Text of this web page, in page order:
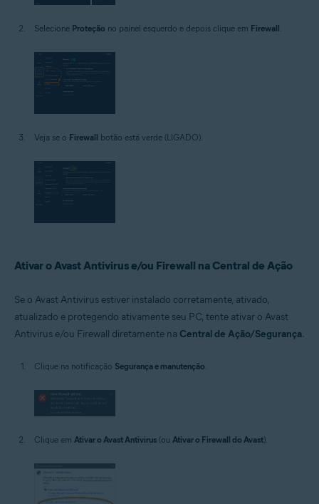
Selecione Proteção no painel esquerdo e depois clique em Firewall.
Veja se o Firewall botão está verde (LIGADO).
Ativar o Avast Antivirus e/ou Firewall na Central de Ação
Se o Avast Antivirus estiver instalado corretamente, ativado,
atualizado e protegendo ativamente seu PC, tente ativar o Avast
Antivirus e/ou Firewall diretamente na Central de Ação/Segurança.
Clique na notificação Segurança e manutenção.
Clique em Ativar o Avast Antivirus (ou Ativar o Firewall do Avast).